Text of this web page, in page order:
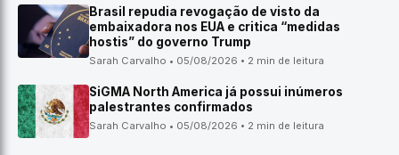
Brasil repudia revogação de visto da
embaixadora nos EUA e critica “medidas
hostis” do governo Trump
Sarah Carvalho • 05/08/2026 • 2 min de leitura
SiGMA North America já possui inúmeros
palestrantes confirmados
Sarah Carvalho • 05/08/2026 • 2 min de leitura